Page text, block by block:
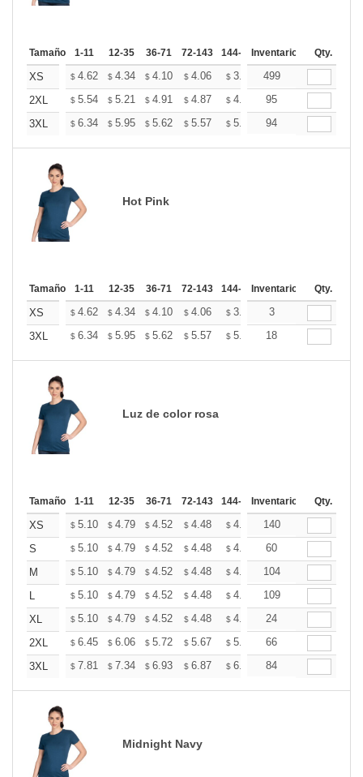
Tamaño 1-11 12-35 36-71 72-143 144-287 288 + Más
Inventario Qty.
XS $ 4.62 $ 4.34 $ 4.10 $ 4.06 $ 3.99 $3.95
499
2XL
$ 5.54 $ 5.21 $ 4.91 $ 4.87 $ 4.79 $4.75
95
3XL
$ 6.34 $ 5.95 $ 5.62 $ 5.57 $ 5.47 $5.42
94
Hot Pink
Tamaño 1-11 12-35 36-71 72-143 144-287 288 + Más
Inventario Qty.
XS $ 4.62 $ 4.34 $ 4.10 $ 4.06 $ 3.99 $
3
3XL
$ 6.34 $ 5.95 $ 5.62 $ 5.57 $ 5.47 $5.42
18
Luz de color rosa
Tamaño 1-11 12-35 36-71 72-143 144-287 288 + Más
Inventario Qty.
XS $ 5.10 $ 4.79 $ 4.52 $ 4.48 $ 4.40 $4.36
140
S
$ 5.10 $ 4.79 $ 4.52 $ 4.48 $ 4.40 $4.36
60
M
$ 5.10 $ 4.79 $ 4.52 $ 4.48 $ 4.40 $4.36
104
L
$ 5.10 $ 4.79 $ 4.52 $ 4.48 $ 4.40 $4.36
109
XL
$ 5.10 $ 4.79 $ 4.52 $ 4.48 $ 4.40 $4.36
24
2XL
$ 6.45 $ 6.06 $ 5.72 $ 5.67 $ 5.57 $5.53
66
3XL
$ 7.81 $ 7.34 $ 6.93 $ 6.87 $ 6.75 $6.69
84
Midnight Navy